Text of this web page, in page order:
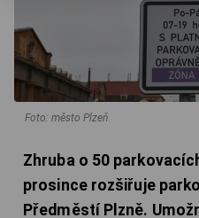
Foto: město Plzeň
Zhruba o 50
prosince rozšiřuje
Předměstí Plzně.